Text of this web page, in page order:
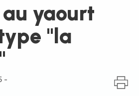
yaourt
"la
-